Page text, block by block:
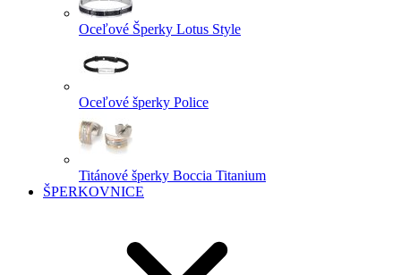
Oceľové Šperky Lotus Style
Oceľové šperky Police
Titánové šperky Boccia Titanium
ŠPERKOVNICE